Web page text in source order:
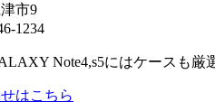
市9
1234
Note4,s5にはケースも厳